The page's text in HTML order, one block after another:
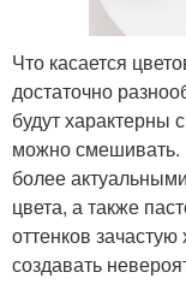
Что касается
достаточно
будут характерны
можно смешивать.
более
цвета, а также
оттенков
создавать